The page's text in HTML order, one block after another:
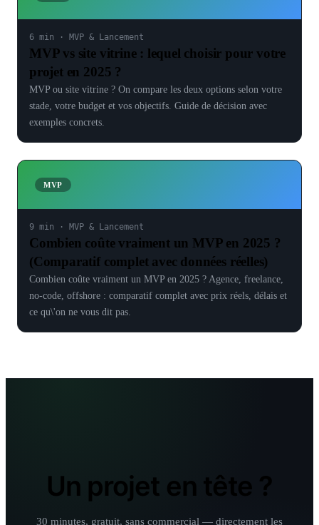
6 min · MVP & Lancement
MVP vs site vitrine : lequel choisir pour votre
projet en 2025 ?
MVP ou site vitrine ? On compare les deux options selon votre
stade, votre budget et vos objectifs. Guide de décision avec
exemples concrets.
MVP
9 min · MVP & Lancement
Combien coûte vraiment un MVP en 2025 ?
(Comparatif complet avec données réelles)
Combien coûte vraiment un MVP en 2025 ? Agence, freelance,
no-code, offshore : comparatif complet avec prix réels, délais et
ce qu\'on ne vous dit pas.
Un projet en tête ?
30 minutes, gratuit, sans commercial — directement les